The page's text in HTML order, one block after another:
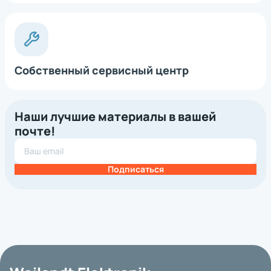
Собственный сервисный центр
Наши лучшие материалы в вашей
почте!
Подписаться